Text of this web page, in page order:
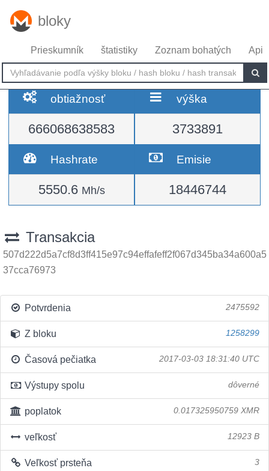
bloky
Prieskumník štatistiky Zoznam bohatých Api
obtiažnosť
666068638583
výška
3733891
Hashrate
5550.6 Mh/s
Emisie
18446744
Transakcia
507d222d5a7cf8d3ff415e97c94effafeff2f067d345ba34a600a5
37cca76973
Potvrdenia 2475592
Z bloku 1258299
Časová pečiatka 2017-03-03 18:31:40 UTC
Výstupy spolu dôverné
poplatok 0.017325950759 XMR
veľkosť 12923 B
Veľkosť prsteňa 3